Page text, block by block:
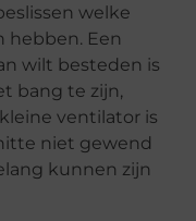
welke
hebben. Een
wilt besteden is
bang te zijn,
ventilator is
niet gewend
kunnen zijn